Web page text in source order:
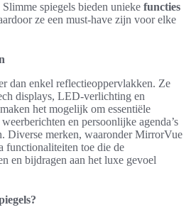
spiegels bieden unieke functies
ze een must-have zijn voor elke
dan enkel reflectieoppervlakken. Ze
displays, LED-verlichting en
het mogelijk om essentiële
en persoonlijke agenda’s
Diverse merken, waaronder MirrorVue
functionaliteiten toe die de
en bijdragen aan het luxe gevoel